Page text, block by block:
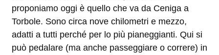
proponiamo oggi è quello che va da Ceniga a
Torbole. Sono circa nove chilometri e mezzo,
adatti a tutti perché per lo più pianeggianti. Qui si
può pedalare (ma anche passeggiare o correre) in